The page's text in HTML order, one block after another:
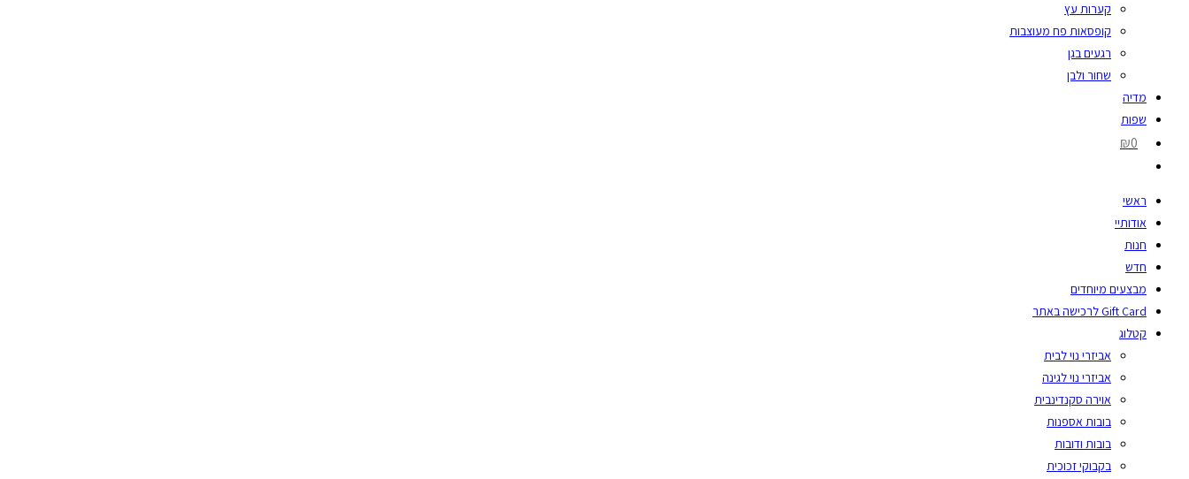
קערות עץ
קופסאות פח מעוצבות
רגעים בגן
שחור ולבן
מדיה
שפות
₪0
ראשי
אודותיי
חנות
חדש
מבצעים מיוחדים
Gift Card לרכישה באתר
קטלוג
אביזרי נוי לבית
אביזרי נוי לגינה
אוירה סקנדינבית
בובות אספנות
בובות ודובות
בקבוקי זכוכית